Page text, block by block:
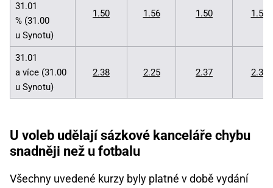
31.01
% (31.00
u Synotu)
1.50 1.56 1.50 1.52
31.01
a více (31.00
u Synotu)
2.38 2.25 2.37 2.35
U voleb udělají sázkové kanceláře chybu
snadněji než u fotbalu
Všechny uvedené kurzy byly platné v době vydání